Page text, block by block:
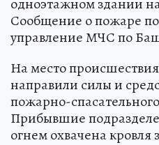
Сообщение о пожаре
управление МЧС по
На место
направили силы и
пожарно-
Прибывшие
огнем охвачена кровля